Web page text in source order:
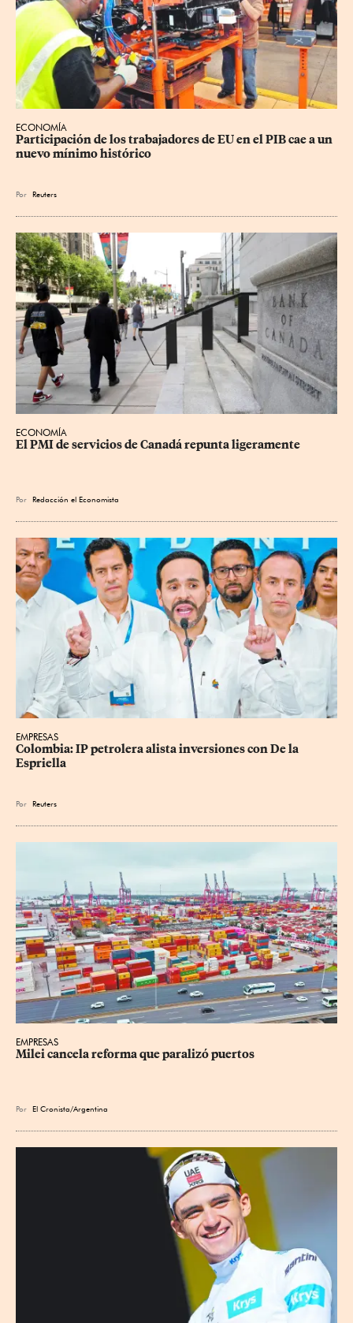
ECONOMÍA
Participación de los trabajadores de EU en el PIB cae a un
nuevo mínimo histórico
Por Reuters
ECONOMÍA
El PMI de servicios de Canadá repunta ligeramente
Por Redacción el Economista
EMPRESAS
Colombia: IP petrolera alista inversiones con De la
Espriella
Por Reuters
EMPRESAS
Milei cancela reforma que paralizó puertos
Por El Cronista/Argentina